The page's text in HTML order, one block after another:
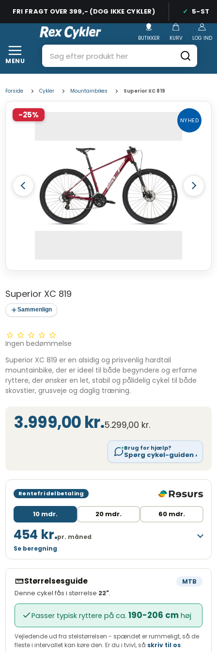
FRI FRAGT OVER 399,- (DOG IKKE CYKLER) 5-
MENU
LOG IND
BUTIKKER KURV
Forside Cykler Mountainbikes Superior XC 819
NYHED
-25%
Superior XC 819
Sammenlign
Ingen bedømmelse
Superior XC 819 er en alsidig og prisvenlig hardtail
mountainbike, der er ideel til både begyndere og erfarne
ryttere, der ønsker en let, stabil og pålidelig cykel til både
skovstier, grusveje og daglig træning.
3.999,00 kr.5.299,00 kr.
Brug for hjælp?
Spørg cykel-guiden ›
Rentefri delbetaling
10 mdr. 20 mdr. 60 mdr.
454 kr.pr. måned
Se beregning
Månedlig ydelse
454,00 kr.
Kreditbeløb
Variabel debitorrente
0,00 %
Oprettelsesgebyr
249,00 kr.
Administrationsgebyr/md.
29,00 kr.
ÅOP
16,42 %
Størrelsesguide MTB
Denne cykel fås i størrelse 22".
Passer typisk ryttere på ca.190-206 cm høj
Vejledende ud fra stelstørrelsen - spændet er rummeligt, så de
fleste i intervallet kan køre den. Er du i tvivl, så skriv til os.